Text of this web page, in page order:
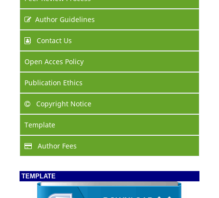
Author Guidelines
Contact Us
Open Acces Policy
Publication Ethics
Copyright Notice
Template
Author Fees
TEMPLATE